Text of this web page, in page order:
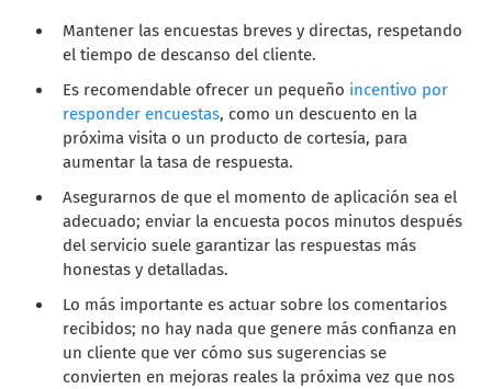
Mantener las encuestas breves y directas, respetando
el tiempo de descanso del cliente.
Es recomendable ofrecer un pequeño incentivo por
responder encuestas, como un descuento en la
próxima visita o un producto de cortesía, para
aumentar la tasa de respuesta.
Asegurarnos de que el momento de aplicación sea el
adecuado; enviar la encuesta pocos minutos después
del servicio suele garantizar las respuestas más
honestas y detalladas.
Lo más importante es actuar sobre los comentarios
recibidos; no hay nada que genere más confianza en
un cliente que ver cómo sus sugerencias se
convierten en mejoras reales la próxima vez que nos